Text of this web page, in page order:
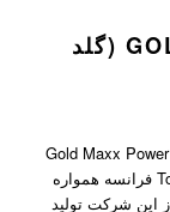
فلزیاب GOLD MAXX POWER (گلد
فلزیاب Gold Maxx Power ساخت فرانسه فلزیاب Gold Maxx Power
؛ شرکت XP Metal Detectors واقع در شهر Tolosan فرانسه همواره
این شرکت تولید